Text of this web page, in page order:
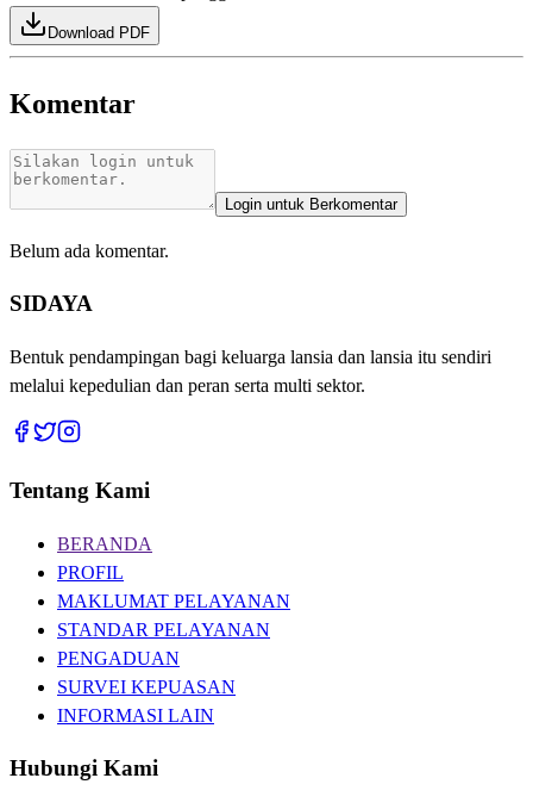
Download PDF
Komentar
Login untuk Berkomentar
Belum ada komentar.
SIDAYA
Bentuk pendampingan bagi keluarga lansia dan lansia itu sendiri
melalui kepedulian dan peran serta multi sektor.
Tentang Kami
BERANDA
PROFIL
MAKLUMAT PELAYANAN
STANDAR PELAYANAN
PENGADUAN
SURVEI KEPUASAN
INFORMASI LAIN
Hubungi Kami